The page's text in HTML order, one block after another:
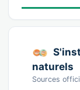
naturels
Sources